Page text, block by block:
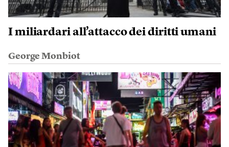
I miliardari all’attacco dei diritti umani
George Monbiot